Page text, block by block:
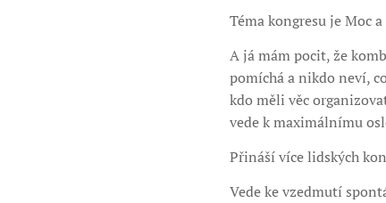
Téma kongresu je Moc
A já mám pocit, že
pomíchá a nikdo neví,
kdo měli věc
vede k maximálnímu
Přináší více lidských
Vede ke vzedmutí